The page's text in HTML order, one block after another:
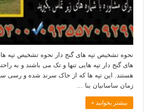
نحوه تشخیص تپه های گنج دار نحوه تشخیص تپه
های گنج دار تپه هایی تنها و تک می باشند و به
هستند. این تپه ها که از خاک سرند شده و رسی
زمان ساسانیان بنا …
بیشتر بخوانید »